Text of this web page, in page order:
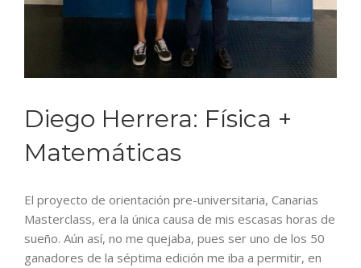
Diego Herrera: Física +
Matemáticas
El proyecto de orientación pre-universitaria, Canarias
Masterclass, era la única causa de mis escasas horas de
sueño. Aún así, no me quejaba, pues ser uno de los 50
ganadores de la séptima edición me iba a permitir, en